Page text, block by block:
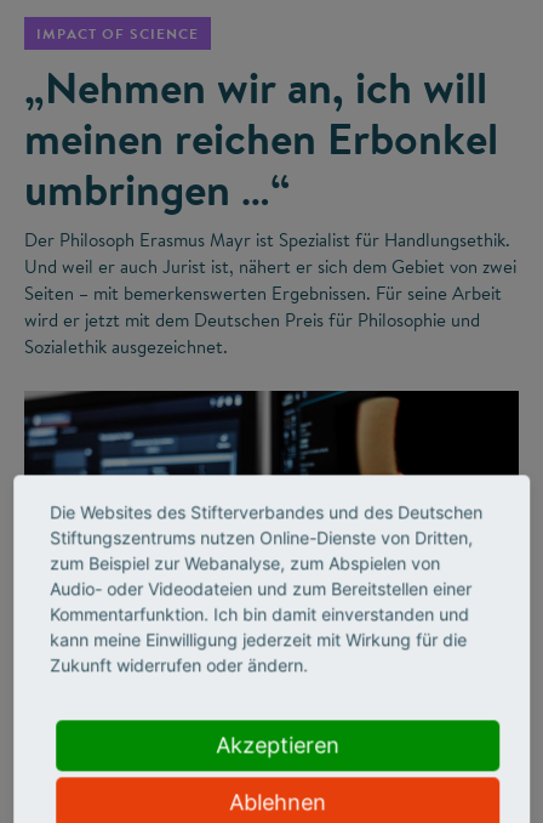
IMPACT OF SCIENCE
„Nehmen wir an, ich will
meinen reichen Erbonkel
umbringen …“
Der Philosoph Erasmus Mayr ist Spezialist für Handlungsethik.
Und weil er auch Jurist ist, nähert er sich dem Gebiet von zwei
Seiten – mit bemerkenswerten Ergebnissen. Für seine Arbeit
wird er jetzt mit dem Deutschen Preis für Philosophie und
Sozialethik ausgezeichnet.
IMPACT OF SCIENCE
Revolutionäre Einblicke
Die Websites des Stifterverbandes und des Deutschen
Stiftungszentrums nutzen Online-Dienste von Dritten,
zum Beispiel zur Webanalyse, zum Abspielen von
Audio- oder Videodateien und zum Bereitstellen einer
Kommentarfunktion. Ich bin damit einverstanden und
kann meine Einwilligung jederzeit mit Wirkung für die
Zukunft widerrufen oder ändern.
Akzeptieren
Ablehnen